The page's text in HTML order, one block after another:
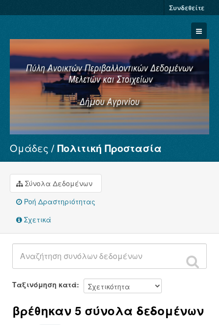
Συνδεθείτε
Σύνολα Δεδομένων
Φορείς
Ομάδες
Σχετικά
Ομάδες Πολιτική Προστασία
Σύνολα Δεδομένων
Ροή Δραστηριότητας
Σχετικά
Ταξινόμηση κατά
βρέθηκαν 5 σύνολα δεδομένων